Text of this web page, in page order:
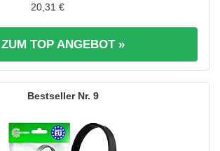
20,31 €
ZUM TOP ANGEBOT »
9